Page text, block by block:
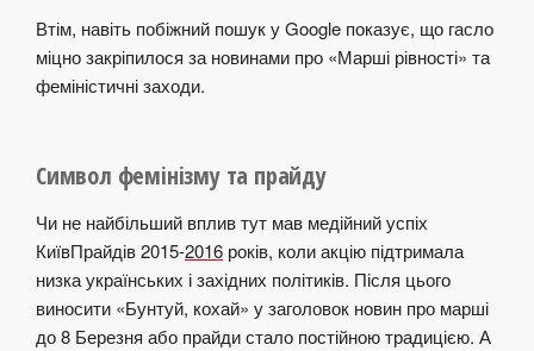
Втім, навіть побіжний пошук у Google показує, що гасло
міцно закріпилося за новинами про «Марші рівності» та
феміністичні заходи.
Символ фемінізму та прайду
Чи не найбільший вплив тут мав медійний успіх
КиївПрайдів 2015-2016 років, коли акцію підтримала
низка українських і західних політиків. Після цього
виносити «Бунтуй, кохай» у заголовок новин про марші
до 8 Березня або прайди стало постійною традицією. А